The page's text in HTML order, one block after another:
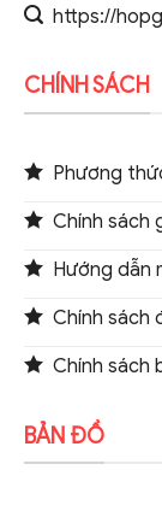
https://
CHÍNH SÁCH
Phương
Chính sách
Hướng dẫn
Chính sách
Chính sách
BẢN ĐỒ